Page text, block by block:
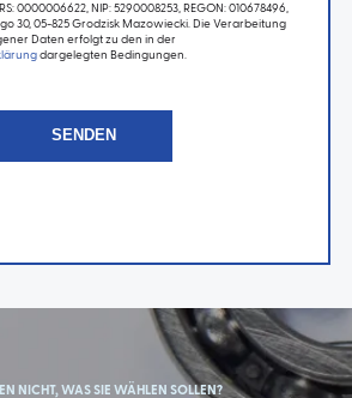
0000006622, NIP: 5290008253, REGON: 010678496,
30, 05-825 Grodzisk Mazowiecki. Die Verarbeitung
Daten erfolgt zu den in der
dargelegten Bedingungen.
NICHT, WAS SIE WÄHLEN SOLLEN?